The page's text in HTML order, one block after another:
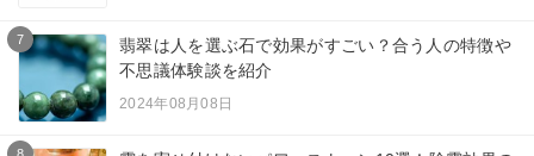
7
翡翠は人を選ぶ石で効果がすごい？合う人の特徴や
不思議体験談を紹介
2024年08月08日